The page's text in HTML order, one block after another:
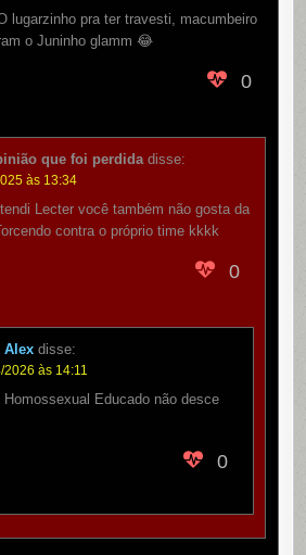
lugarzinho pra ter travesti, macumbeiro
o Juninho glamm 😂
0
que foi perdida disse:
às 13:34
Lecter você também não gosta da
contra o próprio time kkkk
0
Alex disse:
2026 às 14:11
Homossexual Educado não desce
0